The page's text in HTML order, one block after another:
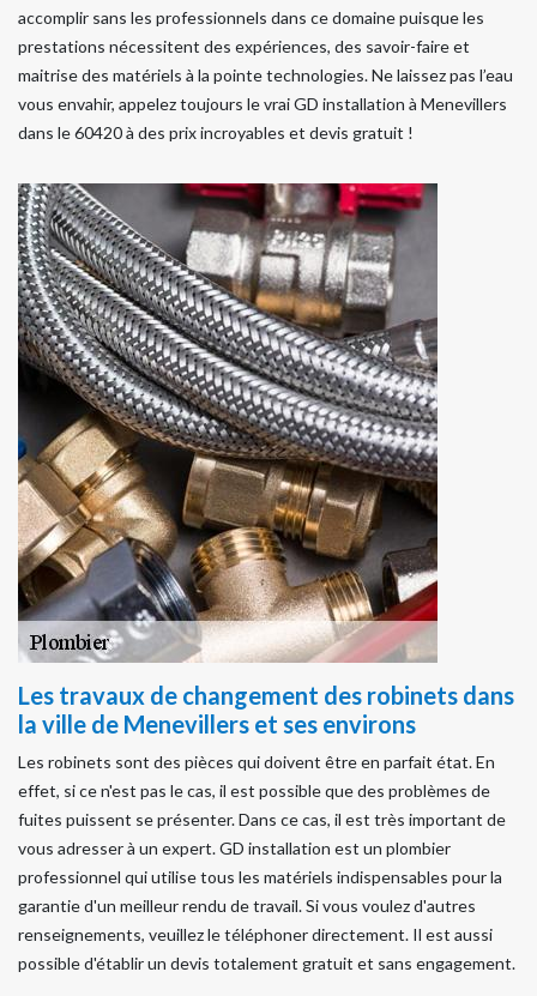
accomplir sans les professionnels dans ce domaine puisque les
prestations nécessitent des expériences, des savoir-faire et
maitrise des matériels à la pointe technologies. Ne laissez pas l’eau
vous envahir, appelez toujours le vrai GD installation à Menevillers
dans le 60420 à des prix incroyables et devis gratuit !
Les travaux de changement des robinets dans
la ville de Menevillers et ses environs
Les robinets sont des pièces qui doivent être en parfait état. En
effet, si ce n'est pas le cas, il est possible que des problèmes de
fuites puissent se présenter. Dans ce cas, il est très important de
vous adresser à un expert. GD installation est un plombier
professionnel qui utilise tous les matériels indispensables pour la
garantie d'un meilleur rendu de travail. Si vous voulez d'autres
renseignements, veuillez le téléphoner directement. Il est aussi
possible d'établir un devis totalement gratuit et sans engagement.